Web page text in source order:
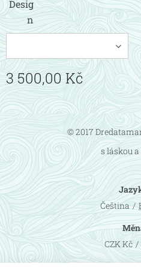
Desig
n
3 500,00 Kč
© 2017
s láskou
Čeština
CZK Kč